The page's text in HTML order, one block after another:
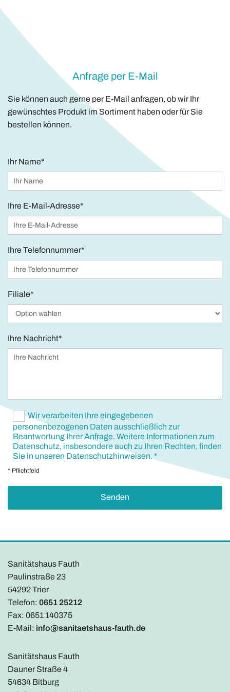
Anfrage per E-Mail
Sie können auch gerne per E-Mail anfragen, ob wir Ihr
gewünschtes Produkt im Sortiment haben oder für Sie
bestellen können.
Ihr Name*
Ihre E-Mail-Adresse*
Ihre Telefonnummer*
Filiale*
Ihre Nachricht*
Wir verarbeiten Ihre eingegebenen
personenbezogenen Daten ausschließlich zur
Beantwortung Ihrer Anfrage. Weitere Informationen zum
Datenschutz, insbesondere auch zu Ihren Rechten, finden
Sie in unseren Datenschutzhinweisen. *
* Pflichtfeld
Sanitätshaus Fauth
Paulinstraße 23
54292 Trier
Telefon: 0651 25212
Fax: 0651 140375
E-Mail: info@sanitaetshaus-fauth.de
Sanitätshaus Fauth
Dauner Straße 4
54634 Bitburg